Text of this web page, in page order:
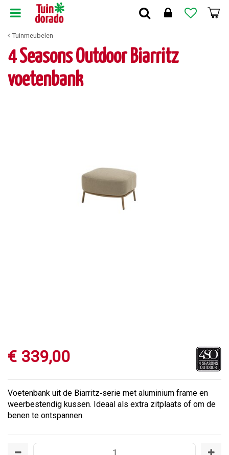
Tuinmeubelen
4 Seasons Outdoor Biarritz
voetenbank
€ 339,00
Voetenbank uit de Biarritz‑serie met aluminium frame en
weerbestendig kussen. Ideaal als extra zitplaats of om de
benen te ontspannen.